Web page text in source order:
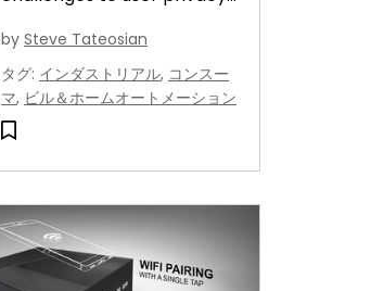
control to the edge.
by Steve Tateosian
タグ: インダストリアル, コンスー
マ, ビル＆ホームオートメーション